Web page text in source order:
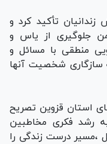
تأكید كرد و
جلوگیری از یاس و
منطقی با مسائل و
سازگاری شخصیت آنها
استان قزوین تصریح
رشد فکری مخاطبین
،مسیر درست زندگی را